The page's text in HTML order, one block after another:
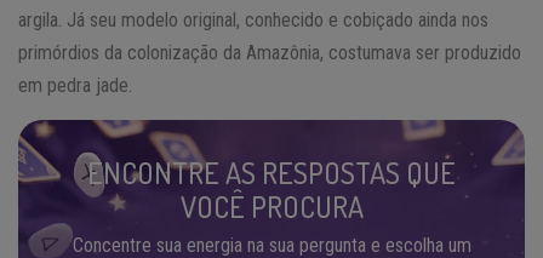
argila. Já seu modelo original, conhecido e cobiçado ainda nos
primórdios da colonização da Amazônia, costumava ser produzido
em pedra jade.
ENCONTRE AS RESPOSTAS QUE
VOCÊ PROCURA
Concentre sua energia na sua pergunta e escolha um